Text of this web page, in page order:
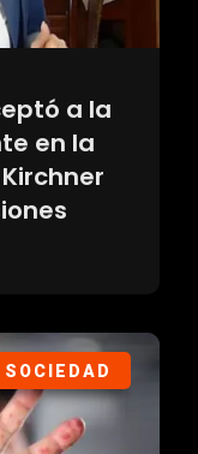
a la
en la
SOCIEDAD